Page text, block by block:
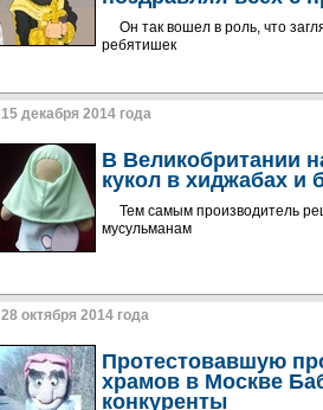
Он так вошел в роль, что
ребятишек
15 декабря 2014 года
В Великобритании
кукол в хиджабах и
Тем самым производитель
мусульманам
28 октября 2014 года
Протестовавшую
храмов в Москве
конкуренты